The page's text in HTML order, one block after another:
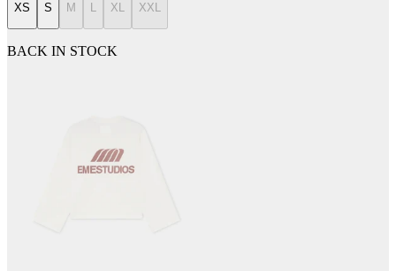
XS S M L XL XXL
BACK IN STOCK